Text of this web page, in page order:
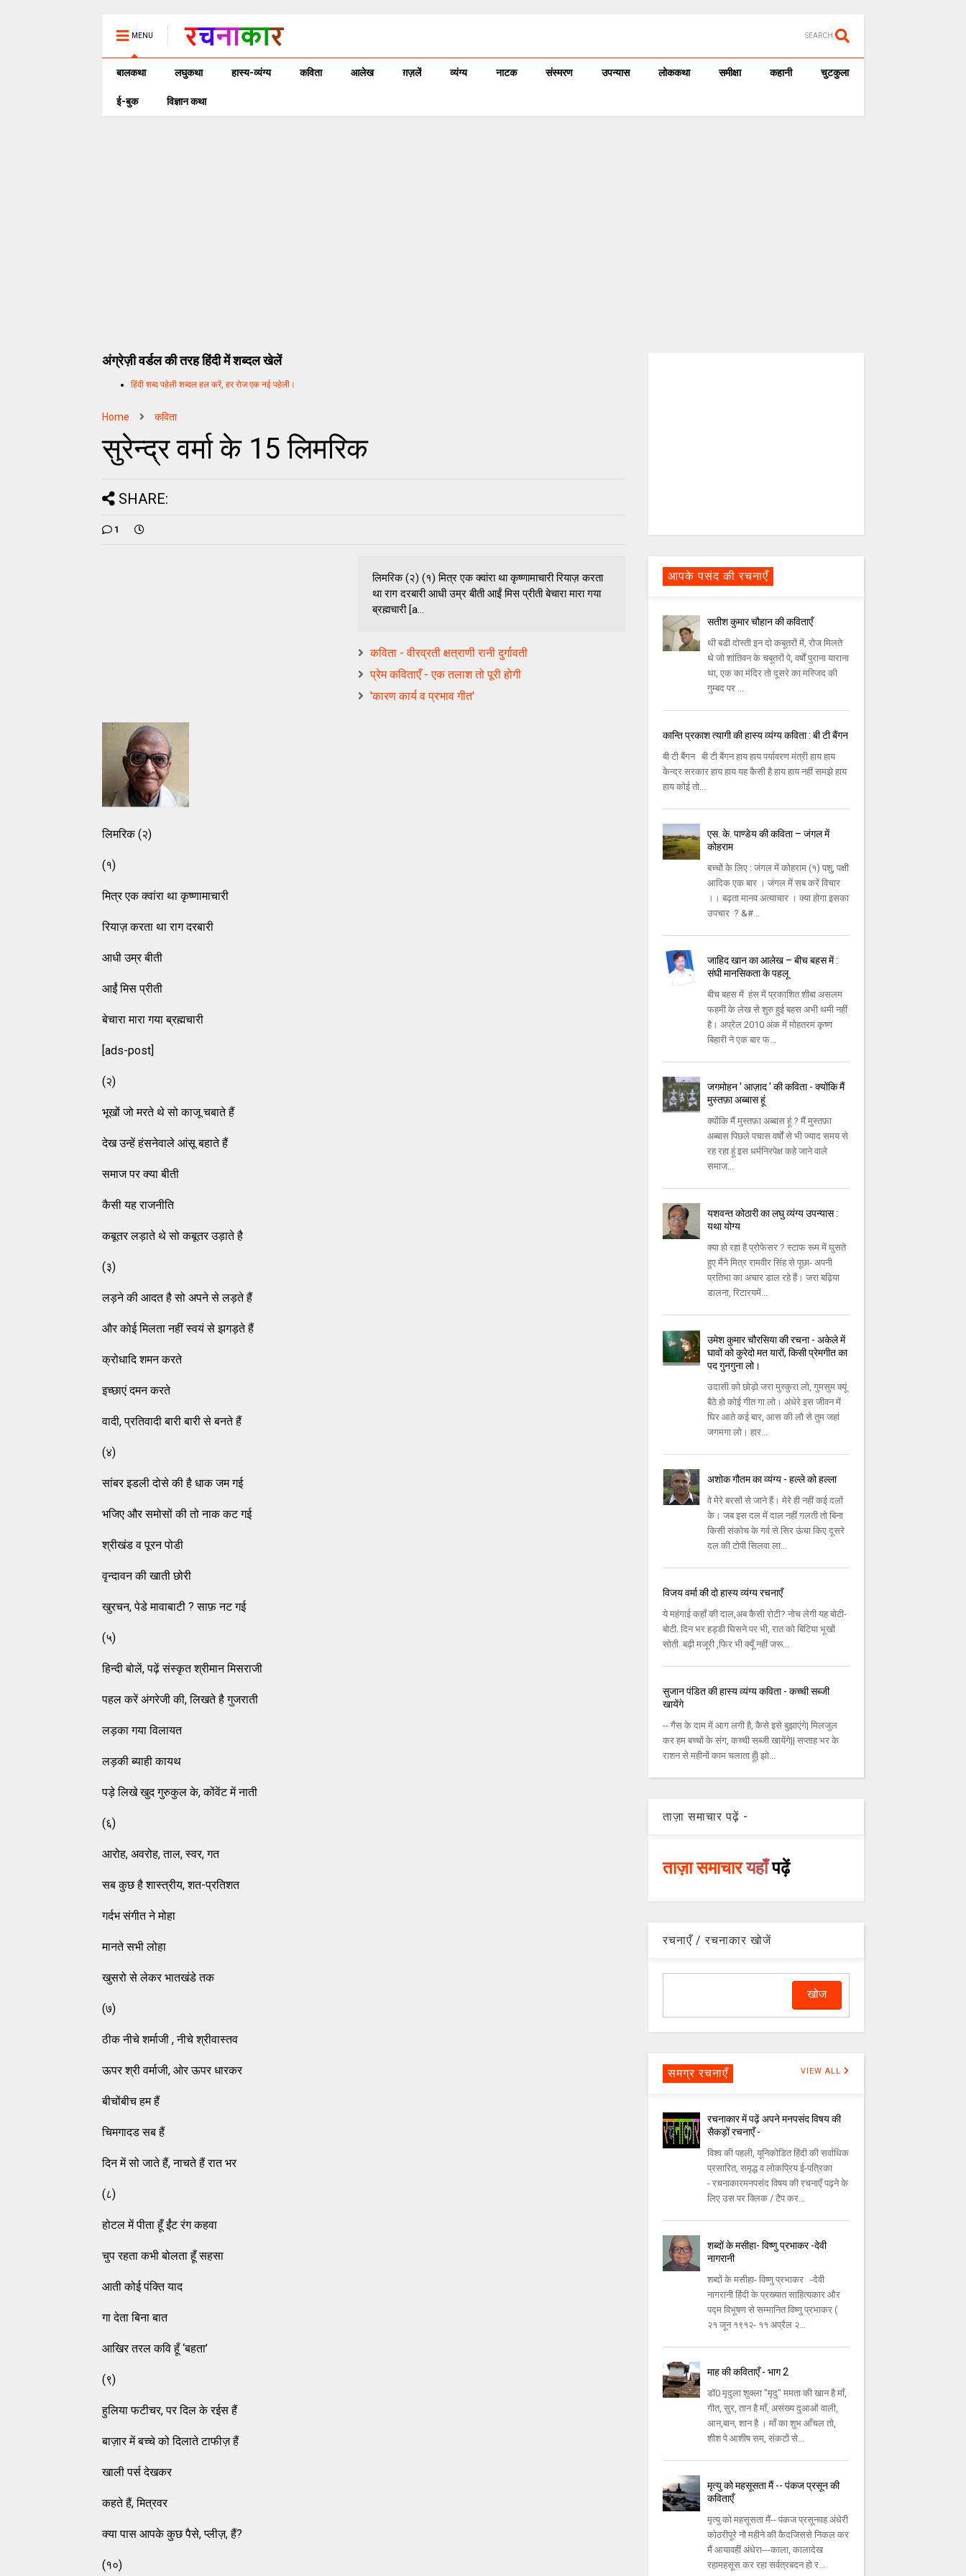
MENU SEARCH
बालकथा लघुकथा हास्य-व्यंग्य कविता आलेख ग़ज़लें व्यंग्य नाटक संस्मरण उपन्यास लोककथा समीक्षा कहानी चुटकुला
ई-बुक विज्ञान कथा
अंग्रेज़ी वर्डल की तरह हिंदी में शब्दल खेलें
हिंदी शब्द पहेली शब्दल हल करें, हर रोज एक नई पहेली।
Home कविता
सुरेन्द्र वर्मा के 15 लिमरिक
SHARE:
1
लिमरिक (२) (१) मित्र एक क्वांरा था कृष्णामाचारी रियाज़ करता
था राग दरबारी आधी उम्र बीती आईं मिस प्रीती बेचारा मारा गया
ब्रह्मचारी [a...
कविता - वीरव्रती क्षत्राणी रानी दुर्गावती
प्रेम कविताएँ - एक तलाश तो पूरी होगी
'कारण कार्य व प्रभाव गीत'
लिमरिक (२)
(१)
मित्र एक क्वांरा था कृष्णामाचारी
रियाज़ करता था राग दरबारी
आधी उम्र बीती
आईं मिस प्रीती
बेचारा मारा गया ब्रह्मचारी
[ads-post]
(२)
भूखों जो मरते थे सो काजू चबाते हैं
देख उन्हें हंसनेवाले आंसू बहाते हैं
समाज पर क्या बीती
कैसी यह राजनीति
कबूतर लड़ाते थे सो कबूतर उड़ाते है
(३)
लड़ने की आदत है सो अपने से लड़ते हैं
और कोई मिलता नहीं स्वयं से झगड़ते हैं
क्रोधादि शमन करते
इच्छाएं दमन करते
वादी, प्रतिवादी बारी बारी से बनते हैं
(४)
सांबर इडली दोसे की है धाक जम गई
भजिए और समोसों की तो नाक कट गई
श्रीखंड व पूरन पोडी
वृन्दावन की खाती छोरी
खुरचन, पेडे मावाबाटी ? साफ़ नट गई
(५)
हिन्दी बोलें, पढ़ें संस्कृत श्रीमान मिसराजी
पहल करें अंगरेजी की, लिखते है गुजराती
लड़का गया विलायत
लड़की ब्याही कायथ
पड़े लिखे खुद गुरुकुल के, कोंवेंट में नाती
(६)
आरोह, अवरोह, ताल, स्वर, गत
सब कुछ है शास्त्रीय, शत-प्रतिशत
गर्दभ संगीत ने मोहा
मानते सभी लोहा
खुसरो से लेकर भातखंडे तक
(७)
ठीक नीचे शर्माजी , नीचे श्रीवास्तव
ऊपर श्री वर्माजी, ओर ऊपर धारकर
बीचोंबीच हम हैं
चिमगादड सब हैं
दिन में सो जाते हैं, नाचते हैं रात भर
(८)
होटल में पीता हूँ ईंट रंग कहवा
चुप रहता कभी बोलता हूँ सहसा
आती कोई पंक्ति याद
गा देता बिना बात
आखिर तरल कवि हूँ ‘बहता’
(९)
हुलिया फटीचर, पर दिल के रईस हैं
बाज़ार में बच्चे को दिलाते टाफीज़ हैं
खाली पर्स देखकर
कहते हैं, मित्रवर
क्या पास आपके कुछ पैसे, प्लीज़, हैं?
(१०)
आपके पसंद की रचनाएँ
सतीश कुमार चौहान की कविताएँ
थी बडी दोस्‍ती इन दो कबूतरों में, रोज मिलते
थे जो शांतिवन के चबूतरों पे, वर्षों पुराना याराना
था, एक का मंदिर तो दूसरे का मस्जिद की
गुम्‍बद पर ...
कान्ति प्रकाश त्यागी की हास्य व्यंग्य कविता : बी टी बैंगन
बी टी बैंगन बी टी बैंगन हाय हाय पर्यावरण मंत्री हाय हाय
केन्द्र सरकार हाय हाय यह कैसी है हाय हाय नहीं समझे हाय
हाय कोई तो...
एस. के. पाण्डेय की कविता – जंगल में
कोहराम
बच्चों के लिए : जंगल में कोहराम (१) पशु, पक्षी
आदिक एक बार । जंगल में सब करें विचार
।। बढ़ता मानव अत्याचार । क्या होगा इसका
उपचार ? &#...
जाहिद खान का आलेख – बीच बहस में :
संघी मानसिकता के पहलू
बीच बहस में हंस में प्रकाशित शीबा असलम
फहमी के लेख से शुरु हुई बहस अभी थमी नहीं
है। अप्रेल 2010 अंक में मोहतरम कृष्‍ण
बिहारी ने एक बार फ...
जगमोहन ' आज़ाद ' की कविता - क्योंकि मैं
मुस्तफ़ा अब्बास हूं
क्योंकि मैं मुस्तफ़ा अब्बास हूं ? मैं मुस्तफ़ा
अब्बास पिछले पचास वर्षों से भी ज्याद समय से
रह रहा हूं इस धर्मनिरपेक्ष कहे जाने वाले
समाज...
यशवन्त कोठारी का लघु व्यंग्य उपन्यास :
यथा योग्य
क्या हो रहा है प्रोफेसर ? स्टाफ रूम में घुसते
हुए मैंने मित्र रामवीर सिंह से पूछा- अपनी
प्रतिभा का अचार डाल रहे हैं। जरा बढ़िया
डालना, रिटारयमें...
उमेश कुमार चौरसिया की रचना - अकेले में
घावों को कुरेदो मत यारों, किसी प्रेमगीत का
पद गुनगुना लो।
उदासी को छोड़ो जरा मुस्कुरा लो, गुमसुम क्यूं
बैठे हो कोई गीत गा लो। अंधेरे इस जीवन में
घिर आते कई बार, आस की लौ से तुम जहां
जगमगा लो। हार...
अशोक गौतम का व्यंग्य - हल्‍ले को हल्‍ला
वे मेरे बरसों से जाने हैं। मेरे ही नहीं कई दलों
के। जब इस दल में दाल नहीं गलती तो बिना
किसी संकोच के गर्व से सिर ऊंचा किए दूसरे
दल की टोपी सिलवा ला...
विजय वर्मा की दो हास्य व्यंग्य रचनाएँ
ये महंगाई कहाँ की दाल,अब कैसी रोटी? नोच लेगी यह बोटी-
बोटी. दिन भर हड्डी घिसने पर भी, रात को बिटिया भूखों
सोती. बढ़ी मजूरी ,फिर भी क्यूँ नहीं जरू...
सुजान पंडित की हास्य व्यंग्य कविता - कच्ची सब्जी
खायेंगे
-- गैस के दाम में आग लगी है, कैसे इसे बुझाएंगे| मिलजुल
कर हम बच्चों के संग, कच्ची सब्जी खायेंगे|| सप्ताह भर के
राशन से महीनों काम चलाता हूँ| झो...
ताज़ा समाचार पढ़ें -
ताज़ा समाचारयहाँपढ़ें
रचनाएँ / रचनाकार खोजें
समग्र रचनाएँ VIEW ALL
रचनाकार में पढ़ें अपने मनपसंद विषय की
सैकड़ों रचनाएँ -
विश्व की पहली, यूनिकोडित हिंदी की सर्वाधिक
प्रसारित, समृद्ध व लोकप्रिय ई-पत्रिका
- रचनाकारमनपसंद विषय की रचनाएँ पढ़ने के
लिए उस पर क्लिक / टैप कर...
शब्दों के मसीहा- विष्णु प्रभाकर -देवी
नागरानी
शब्दों के मसीहा- विष्णु प्रभाकर -देवी
नागरानी हिंदी के प्रख्यात साहित्यकार और
पद्म विभूषण से सम्मानित विष्णु प्रभाकर (
२१ जून १९१२- ११ अप्रैल २...
माह की कविताएँ - भाग 2
डॉ0 मृदुला शुक्ला "मृदु" ममता की खान है माँ,
गीत, सुर, तान है माँ, असंख्य दुआओं वाली,
आन,बान, शान है । माँ का शुभ आँचल तो,
शीश पे आशीष सम, संकटों से...
मृत्यु को महसूसता मैं -- पंकज प्रसून की
कविताएँ
मृत्यु को महसूसता मैं-- पंकज प्रसूनवह अंधेरी
कोठरीपूरे नौ महीने की कैदजिससे निकल कर
मैं आयावहीं अंधेरा---काला, कालादेख
रहामहसूस कर रहा सर्वत्रबदन हो र...